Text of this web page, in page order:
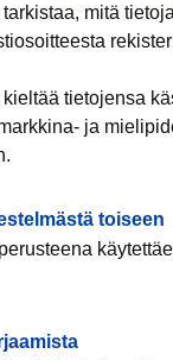
mitä
tietojensa
ja
toiseen